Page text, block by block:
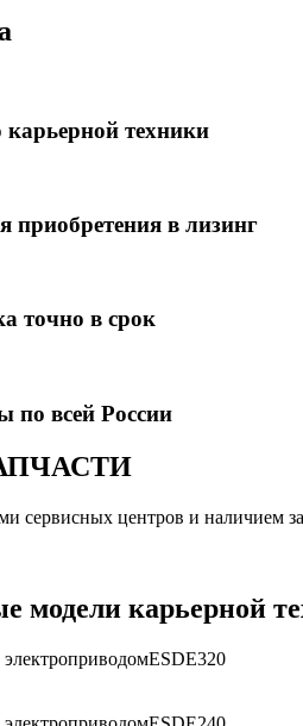
карьерной техники
приобретения в лизинг
точно в срок
по всей России
сервисных центров и наличием
модели карьерной
ESDE320